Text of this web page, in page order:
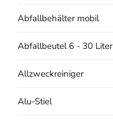
Abfallbehälter mobil
Abfallbeutel 6 - 30 Liter
Allzweckreiniger
Alu-Stiel